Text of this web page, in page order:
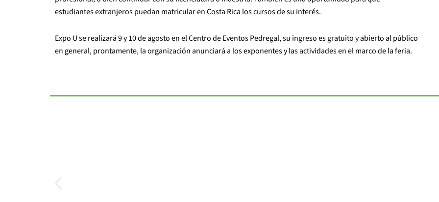
estudiantes extranjeros puedan matricular en Costa Rica los cursos de su interés.
Expo U se realizará 9 y 10 de agosto en el Centro de Eventos Pedregal, su ingreso es gratuito y abierto al público
en general, prontamente, la organización anunciará a los exponentes y las actividades en el marco de la feria.